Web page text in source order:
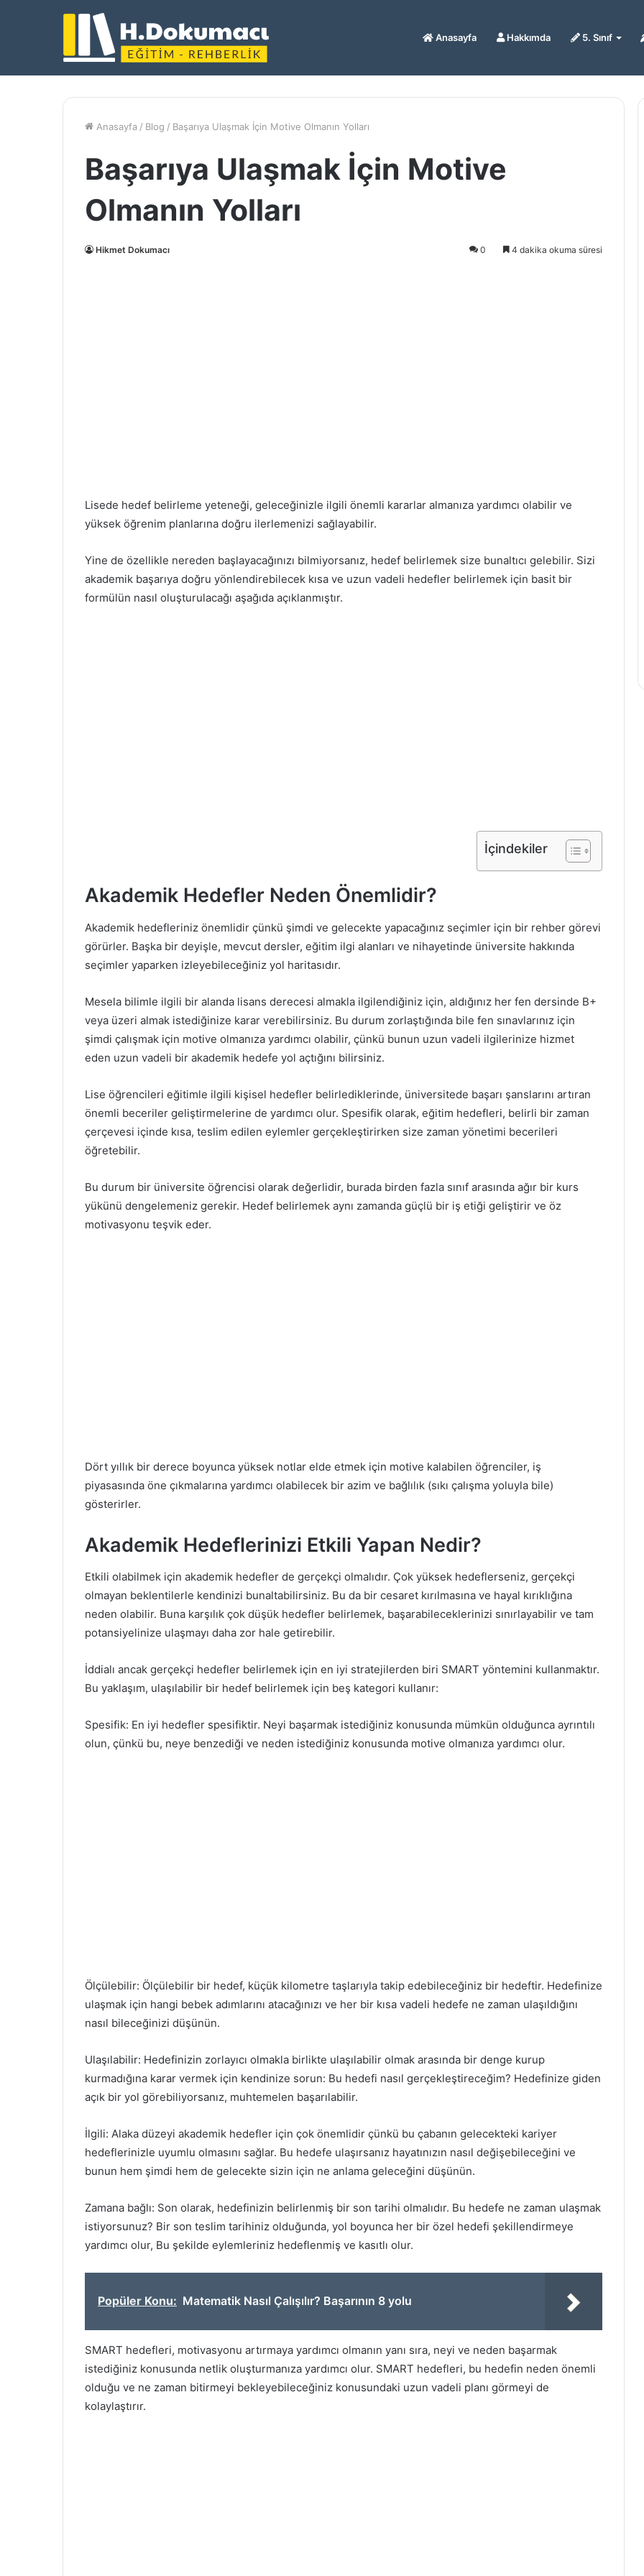
Anasayfa Hakkımda 5. Sınıf
Anasayfa / Blog / Başarıya Ulaşmak İçin Motive Olmanın Yolları
Başarıya Ulaşmak İçin Motive
Olmanın Yolları
Hikmet Dokumacı 0 4 dakika okuma süresi
Lisede hedef belirleme yeteneği, geleceğinizle ilgili önemli kararlar almanıza yardımcı olabilir ve
yüksek öğrenim planlarına doğru ilerlemenizi sağlayabilir.
Yine de özellikle nereden başlayacağınızı bilmiyorsanız, hedef belirlemek size bunaltıcı gelebilir. Sizi
akademik başarıya doğru yönlendirebilecek kısa ve uzun vadeli hedefler belirlemek için basit bir
formülün nasıl oluşturulacağı aşağıda açıklanmıştır.
İçindekiler
Akademik Hedefler Neden Önemlidir?
Akademik hedefleriniz önemlidir çünkü şimdi ve gelecekte yapacağınız seçimler için bir rehber görevi
görürler. Başka bir deyişle, mevcut dersler, eğitim ilgi alanları ve nihayetinde üniversite hakkında
seçimler yaparken izleyebileceğiniz yol haritasıdır.
Mesela bilimle ilgili bir alanda lisans derecesi almakla ilgilendiğiniz için, aldığınız her fen dersinde B+
veya üzeri almak istediğinize karar verebilirsiniz. Bu durum zorlaştığında bile fen sınavlarınız için
şimdi çalışmak için motive olmanıza yardımcı olabilir, çünkü bunun uzun vadeli ilgilerinize hizmet
eden uzun vadeli bir akademik hedefe yol açtığını bilirsiniz.
Lise öğrencileri eğitimle ilgili kişisel hedefler belirlediklerinde, üniversitede başarı şanslarını artıran
önemli beceriler geliştirmelerine de yardımcı olur. Spesifik olarak, eğitim hedefleri, belirli bir zaman
çerçevesi içinde kısa, teslim edilen eylemler gerçekleştirirken size zaman yönetimi becerileri
öğretebilir.
Bu durum bir üniversite öğrencisi olarak değerlidir, burada birden fazla sınıf arasında ağır bir kurs
yükünü dengelemeniz gerekir. Hedef belirlemek aynı zamanda güçlü bir iş etiği geliştirir ve öz
motivasyonu teşvik eder.
Dört yıllık bir derece boyunca yüksek notlar elde etmek için motive kalabilen öğrenciler, iş
piyasasında öne çıkmalarına yardımcı olabilecek bir azim ve bağlılık (sıkı çalışma yoluyla bile)
gösterirler.
Akademik Hedeflerinizi Etkili Yapan Nedir?
Etkili olabilmek için akademik hedefler de gerçekçi olmalıdır. Çok yüksek hedeflerseniz, gerçekçi
olmayan beklentilerle kendinizi bunaltabilirsiniz. Bu da bir cesaret kırılmasına ve hayal kırıklığına
neden olabilir. Buna karşılık çok düşük hedefler belirlemek, başarabileceklerinizi sınırlayabilir ve tam
potansiyelinize ulaşmayı daha zor hale getirebilir.
İddialı ancak gerçekçi hedefler belirlemek için en iyi stratejilerden biri SMART yöntemini kullanmaktır.
Bu yaklaşım, ulaşılabilir bir hedef belirlemek için beş kategori kullanır:
Spesifik: En iyi hedefler spesifiktir. Neyi başarmak istediğiniz konusunda mümkün olduğunca ayrıntılı
olun, çünkü bu, neye benzediği ve neden istediğiniz konusunda motive olmanıza yardımcı olur.
Ölçülebilir: Ölçülebilir bir hedef, küçük kilometre taşlarıyla takip edebileceğiniz bir hedeftir. Hedefinize
ulaşmak için hangi bebek adımlarını atacağınızı ve her bir kısa vadeli hedefe ne zaman ulaşıldığını
nasıl bileceğinizi düşünün.
Ulaşılabilir: Hedefinizin zorlayıcı olmakla birlikte ulaşılabilir olmak arasında bir denge kurup
kurmadığına karar vermek için kendinize sorun: Bu hedefi nasıl gerçekleştireceğim? Hedefinize giden
açık bir yol görebiliyorsanız, muhtemelen başarılabilir.
İlgili: Alaka düzeyi akademik hedefler için çok önemlidir çünkü bu çabanın gelecekteki kariyer
hedeflerinizle uyumlu olmasını sağlar. Bu hedefe ulaşırsanız hayatınızın nasıl değişebileceğini ve
bunun hem şimdi hem de gelecekte sizin için ne anlama geleceğini düşünün.
Zamana bağlı: Son olarak, hedefinizin belirlenmiş bir son tarihi olmalıdır. Bu hedefe ne zaman ulaşmak
istiyorsunuz? Bir son teslim tarihiniz olduğunda, yol boyunca her bir özel hedefi şekillendirmeye
yardımcı olur, Bu şekilde eylemleriniz hedeflenmiş ve kasıtlı olur.
Popüler Konu: Matematik Nasıl Çalışılır? Başarının 8 yolu
SMART hedefleri, motivasyonu artırmaya yardımcı olmanın yanı sıra, neyi ve neden başarmak
istediğiniz konusunda netlik oluşturmanıza yardımcı olur. SMART hedefleri, bu hedefin neden önemli
olduğu ve ne zaman bitirmeyi bekleyebileceğiniz konusundaki uzun vadeli planı görmeyi de
kolaylaştırır.